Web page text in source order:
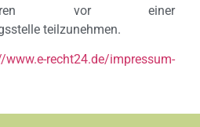
vor einer
teilzunehmen.
www.e-recht24.de/impressum-